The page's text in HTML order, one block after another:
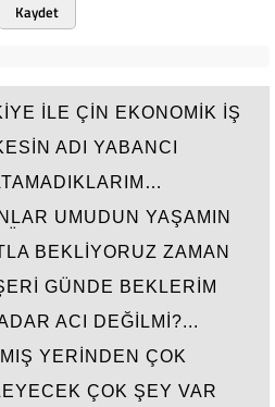
Kaydet
İLE ÇİN EKONOMİK İŞ
ADI YABANCI
UMUDUN YAŞAMIN
BEKLİYORUZ ZAMAN
GÜNDE BEKLERİM
ACI DEĞİLMİ?...
YERİNDEN ÇOK
ÇOK ŞEY VAR